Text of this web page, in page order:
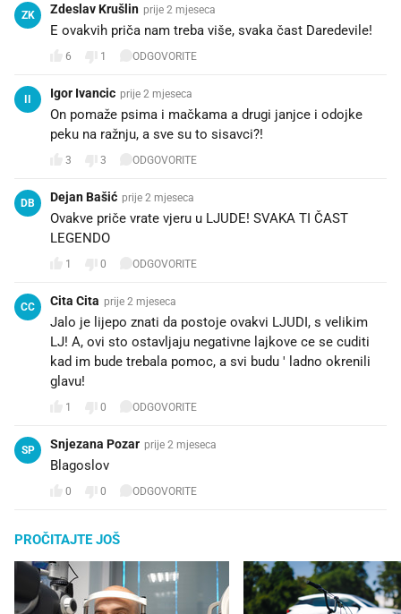
ZK Zdeslav Krušlin prije 2 mjeseca
E ovakvih priča nam treba više, svaka čast Daredevile!
6 1 ODGOVORITE
II Igor Ivancic prije 2 mjeseca
On pomaže psima i mačkama a drugi janjce i odojke
peku na ražnju, a sve su to sisavci?!
3 3 ODGOVORITE
DB Dejan Bašić prije 2 mjeseca
Ovakve priče vrate vjeru u LJUDE! SVAKA TI ČAST
LEGENDO
1 0 ODGOVORITE
CC Cita Cita prije 2 mjeseca
Jalo je lijepo znati da postoje ovakvi LJUDI, s velikim
LJ! A, ovi sto ostavljaju negativne lajkove ce se cuditi
kad im bude trebala pomoc, a svi budu ' ladno okrenili
glavu!
1 0 ODGOVORITE
SP Snjezana Pozar prije 2 mjeseca
Blagoslov
0 0 ODGOVORITE
PROČITAJTE JOŠ